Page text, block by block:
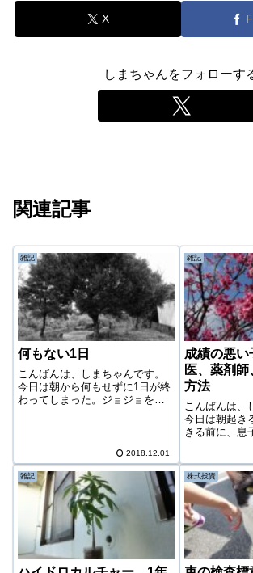
X
しまちゃんをフォローす
関連記事
雑記
何もない1日
こんばんは、しまちゃんです。
今日は朝から何もせずに1日が終
わってしまった。ジョジョを見
らない。近くのため池を撮ろう
と思ったら小さな子どもが4～5
人いて、や...
2018.12.01
雑記
成績の悪い
医、薬剤
方法
こんばんは、
今日は朝起き
きる前に、息
る。起床し
を休んでおり
うにしている
ら間違いなく
ろう。熱も高
雑記 株式投資